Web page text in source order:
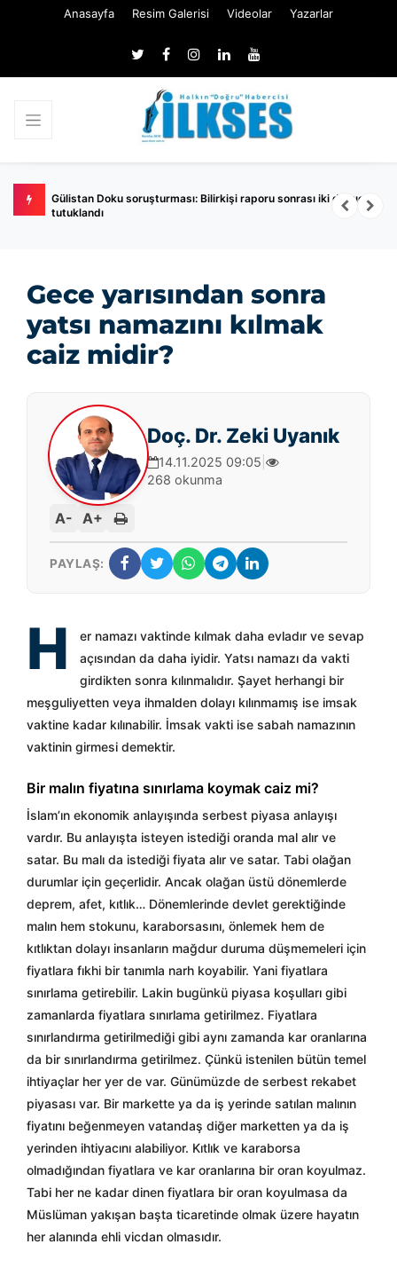
Anasayfa Resim Galerisi Videolar Yazarlar
raporu sonrası iki dalgıç
Behçet Oktay dosyası yeniden mi açılıyor?
Gürlek ile aile arasında kritik görüşme!
Gece yarısından sonra
yatsı namazını kılmak
caiz midir?
Doç. Dr. Zeki Uyanık
14.11.2025 09:05
268 okunma
A- A+
PAYLAŞ:
H
er namazı vaktinde kılmak daha evladır ve sevap
açısından da daha iyidir. Yatsı namazı da vakti
girdikten sonra kılınmalıdır. Şayet herhangi bir
meşguliyetten veya ihmalden dolayı kılınmamış ise imsak
vaktine kadar kılınabilir. İmsak vakti ise sabah namazının
vaktinin girmesi demektir.
Bir malın fiyatına sınırlama koymak caiz mi?
İslam’ın ekonomik anlayışında serbest piyasa anlayışı
vardır. Bu anlayışta isteyen istediği oranda mal alır ve
satar. Bu malı da istediği fiyata alır ve satar. Tabi olağan
durumlar için geçerlidir. Ancak olağan üstü dönemlerde
deprem, afet, kıtlık… Dönemlerinde devlet gerektiğinde
malın hem stokunu, karaborsasını, önlemek hem de
kıtlıktan dolayı insanların mağdur duruma düşmemeleri için
fiyatlara fıkhi bir tanımla narh koyabilir. Yani fiyatlara
sınırlama getirebilir. Lakin bugünkü piyasa koşulları gibi
zamanlarda fiyatlara sınırlama getirilmez. Fiyatlara
sınırlandırma getirilmediği gibi aynı zamanda kar oranlarına
da bir sınırlandırma getirilmez. Çünkü istenilen bütün temel
ihtiyaçlar her yer de var. Günümüzde de serbest rekabet
piyasası var. Bir markette ya da iş yerinde satılan malının
fiyatını beğenmeyen vatandaş diğer marketten ya da iş
yerinden ihtiyacını alabiliyor. Kıtlık ve karaborsa
olmadığından fiyatlara ve kar oranlarına bir oran koyulmaz.
Tabi her ne kadar dinen fiyatlara bir oran koyulmasa da
Müslüman yakışan başta ticaretinde olmak üzere hayatın
her alanında ehli vicdan olmasıdır.